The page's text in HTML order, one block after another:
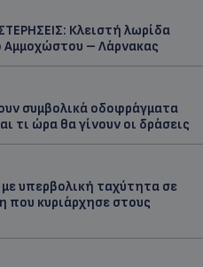
Κλειστή λωρίδα
Αμμοχώστου – Λάρνακας
συμβολικά οδοφράγματα
τι ώρα θα γίνουν οι δράσεις
υπερβολική ταχύτητα σε
που κυριάρχησε στους